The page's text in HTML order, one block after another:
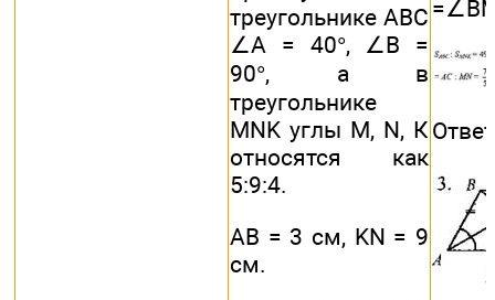
треугольнике ABC
∠A = 40°, ∠B =
90°, а в
треугольнике
MNK углы М, N, К
относятся как
5:9:4.
АВ = 3 см, KN = 9
см.